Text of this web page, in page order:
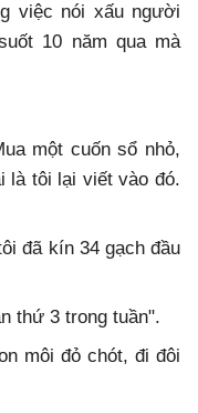
việc nói xấu người
10 năm qua mà
một cuốn sổ nhỏ,
là tôi lại viết vào đó.
đã kín 34 gạch đầu
thứ 3 trong tuần".
môi đỏ chót, đi đôi